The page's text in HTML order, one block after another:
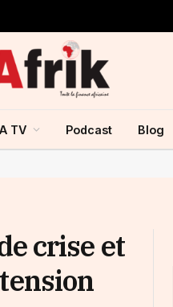
TV Podcast Blog
crise et